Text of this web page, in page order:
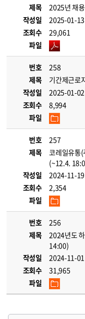
제목
2025년 채
작성일
2025-01-13
조회수
29,061
파일
번호
258
제목
기간제근로
작성일
2025-01-02
조회수
8,994
파일
번호
257
제목
코레일유통
(~12.4.
작성일
2024-11-19
조회수
2,354
파일
번호
256
제목
2024년도
14:00)
작성일
2024-11-01
조회수
31,965
파일